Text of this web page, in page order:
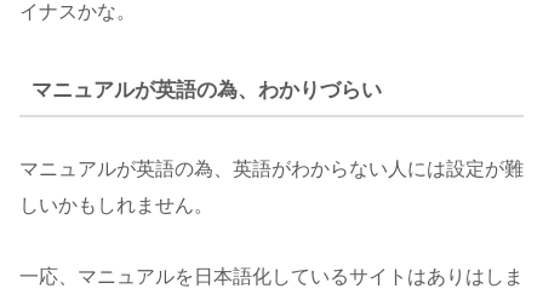
イナスかな。
マニュアルが英語の為、わかりづらい
マニュアルが英語の為、英語がわからない人には設定が難
しいかもしれません。
一応、マニュアルを日本語化しているサイトはありはしま